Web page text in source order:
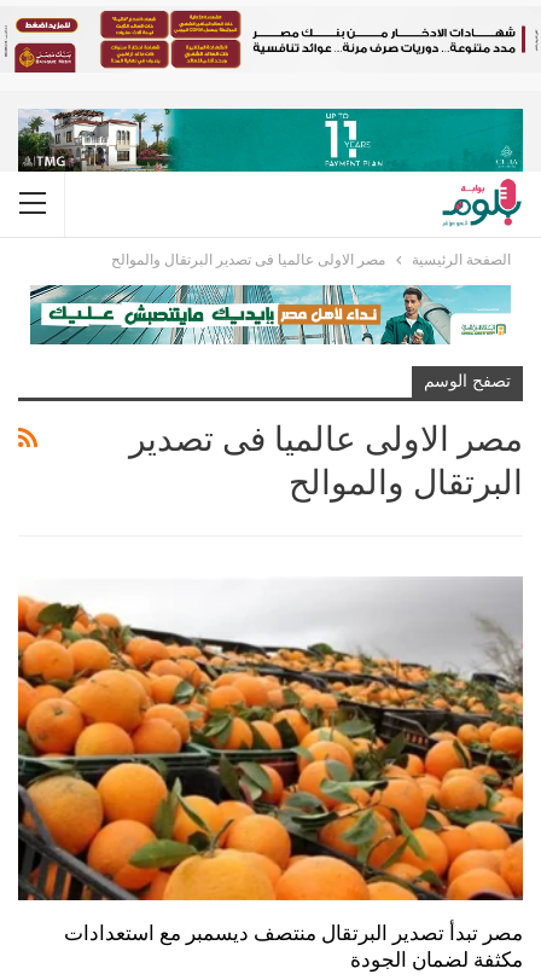
الصفحة الرئيسية مصر الاولى عالميا فى تصدير البرتقال والموالح
تصفح الوسم
مصر الاولى عالميا فى تصدير
البرتقال والموالح
مصر تبدأ تصدير البرتقال منتصف ديسمبر مع استعدادات
مكثفة لضمان الجودة